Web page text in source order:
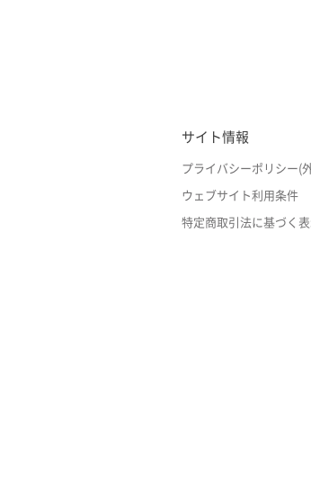
サイト情報
プライバシーポリシー(
ウェブサイト利用条件
特定商取引法に基づく